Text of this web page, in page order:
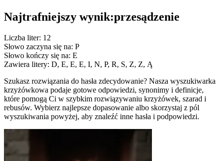
Najtrafniejszy wynik:przesądzenie
Liczba liter: 12
Słowo zaczyna się na: P
Słowo kończy się na: E
Zawiera litery: D, E, E, E, I, N, P, R, S, Z, Z, Ą
Szukasz rozwiązania do hasła zdecydowanie? Nasza wyszukiwarka
krzyżówkowa podaje gotowe odpowiedzi, synonimy i definicje,
które pomogą Ci w szybkim rozwiązywaniu krzyżówek, szarad i
rebusów. Wybierz najlepsze dopasowanie albo skorzystaj z pól
wyszukiwania powyżej, aby znaleźć inne hasła i podpowiedzi.